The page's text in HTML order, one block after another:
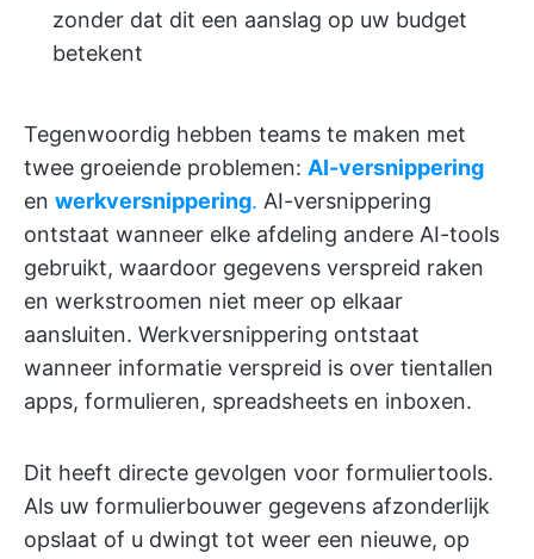
zonder dat dit een aanslag op uw budget
betekent
Tegenwoordig hebben teams te maken met
twee groeiende problemen: AI-versnippering
en werkversnippering. AI-versnippering
ontstaat wanneer elke afdeling andere AI-tools
gebruikt, waardoor gegevens verspreid raken
en werkstroomen niet meer op elkaar
aansluiten. Werkversnippering ontstaat
wanneer informatie verspreid is over tientallen
apps, formulieren, spreadsheets en inboxen.
Dit heeft directe gevolgen voor formuliertools.
Als uw formulierbouwer gegevens afzonderlijk
opslaat of u dwingt tot weer een nieuwe, op